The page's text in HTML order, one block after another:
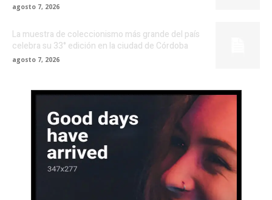
agosto 7, 2026
La muestra de coleccionismo más grande del país
celebra su 33° edición en la ciudad de Córdoba
agosto 7, 2026